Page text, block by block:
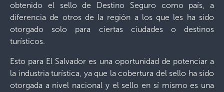
obtenido el sello de Destino Seguro como país, a
diferencia de otros de la región a los que les ha sido
otorgado solo para ciertas ciudades o destinos
turísticos.
Esto para El Salvador es una oportunidad de potenciar a
la industria turística, ya que la cobertura del sello ha sido
otorgada a nivel nacional y el sello en sí mismo es una